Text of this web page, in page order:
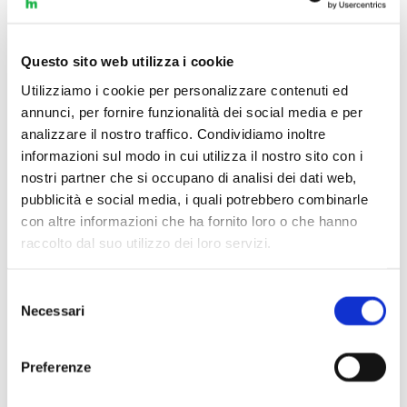
Questo sito web utilizza i cookie
Utilizziamo i cookie per personalizzare contenuti ed
annunci, per fornire funzionalità dei social media e per
analizzare il nostro traffico. Condividiamo inoltre
informazioni sul modo in cui utilizza il nostro sito con i
nostri partner che si occupano di analisi dei dati web,
pubblicità e social media, i quali potrebbero combinarle
con altre informazioni che ha fornito loro o che hanno
raccolto dal suo utilizzo dei loro servizi.
delNecessari
Preferenze
squillo argenteo e di carattere eroico….”
Nick The Nightfly
Nick the Nightfly è nato a Glasgow, in Scozia, ma vive in
Italia dal 1982. Nick the Nightfly è conosciuto per il
programma radiofonico di nuove musiche e tendenze che ha
introdotto in Italia vent’anni fa e che conduce tutt’ora,
“Monte Carlo Nights”, ma è anche un affermato cantante,
suona la chitarra e compone brani di grande valore artistico,
come quello scritto per Andrea Bocelli, “Semplicemente”,
con il testo di Maurizio Costanzo. Alla radio ha ospitato e
Pat Metheny, Peter Gabriel, Andreas Vollenweider, Ryuichi
Sakamoto, Brian Eno, Gino Vanelli, David Sylvian, Herbie
Hancock, Miriam Makeba, Caetano Veloso, Enya,Donald
Fagen, Wayne Shorter, Pino Daniele, F.Battiato, Micheal